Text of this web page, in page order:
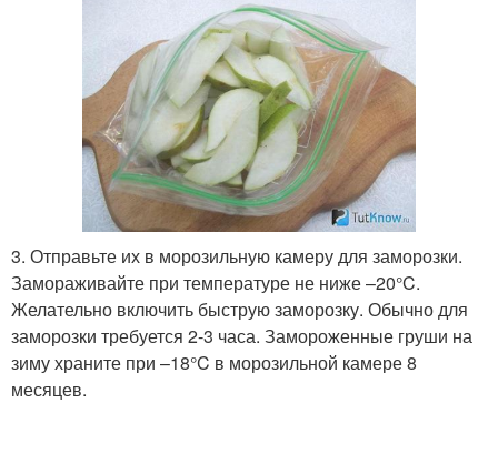
3. Отправьте их в морозильную камеру для заморозки.
Замораживайте при температуре не ниже –20°C.
Желательно включить быструю заморозку. Обычно для
заморозки требуется 2-3 часа. Замороженные груши на
зиму храните при –18°C в морозильной камере 8
месяцев.